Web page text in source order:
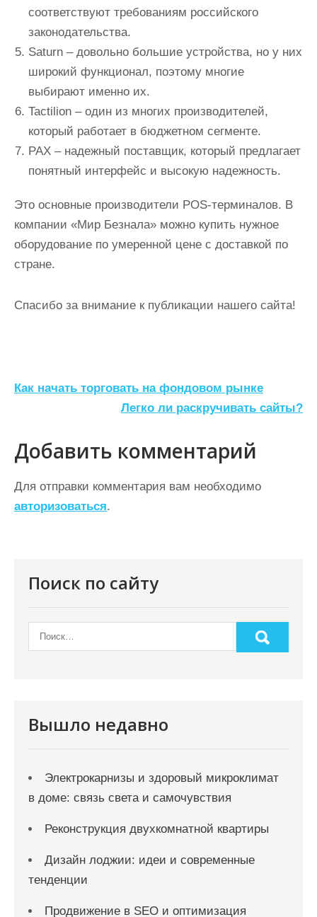
соответствуют требованиям российского
законодательства.
Saturn – довольно большие устройства, но у них
широкий функционал, поэтому многие
выбирают именно их.
Tactilion – один из многих производителей,
который работает в бюджетном сегменте.
PAX – надежный поставщик, который предлагает
понятный интерфейс и высокую надежность.
Это основные производители POS-терминалов. В
компании «Мир Безнала» можно купить нужное
оборудование по умеренной цене с доставкой по
стране.
Спасибо за внимание к публикации нашего сайта!
Н
в
и
г
а
м
Как начать торговать на фондовом рынке
Легко ли раскручивать сайты?
Добавить комментарий
Для отправки комментария вам необходимо
авторизоваться.
Поиск по сайту
Вышло недавно
Электрокарнизы и здоровый микроклимат
в доме: связь света и самочувствия
Реконструкция двухкомнатной квартиры
Дизайн лоджии: идеи и современные
тенденции
Продвижение в SEO и оптимизация